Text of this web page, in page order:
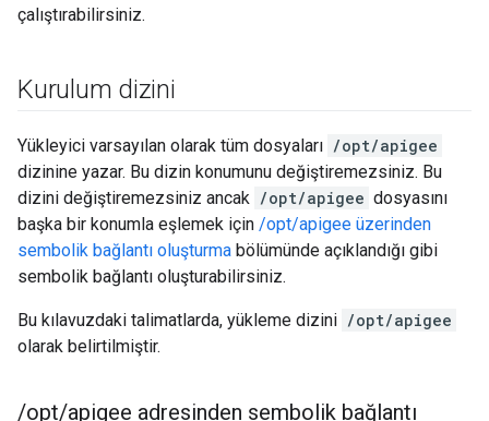
çalıştırabilirsiniz.
Kurulum dizini
Yükleyici varsayılan olarak tüm dosyaları /opt/apigee
dizinine yazar. Bu dizin konumunu değiştiremezsiniz. Bu
dizini değiştiremezsiniz ancak /opt/apigee dosyasını
başka bir konumla eşlemek için /opt/apigee üzerinden
sembolik bağlantı oluşturma bölümünde açıklandığı gibi
sembolik bağlantı oluşturabilirsiniz.
Bu kılavuzdaki talimatlarda, yükleme dizini /opt/apigee
olarak belirtilmiştir.
/opt/apigee adresinden sembolik bağlantı